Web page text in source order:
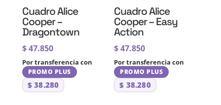
Cuadro Alice
Cooper –
Dragontown
$47.850
Por transferencia con
PROMO PLUS
$ 38.280
Cuadro Alice
Cooper – Easy
Action
$47.850
Por transferencia con
PROMO PLUS
$ 38.280